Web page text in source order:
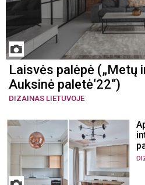
Laisvės palėpė („Metų
Auksinė paletė‘22“)
DIZAINAS LIETUVOJE